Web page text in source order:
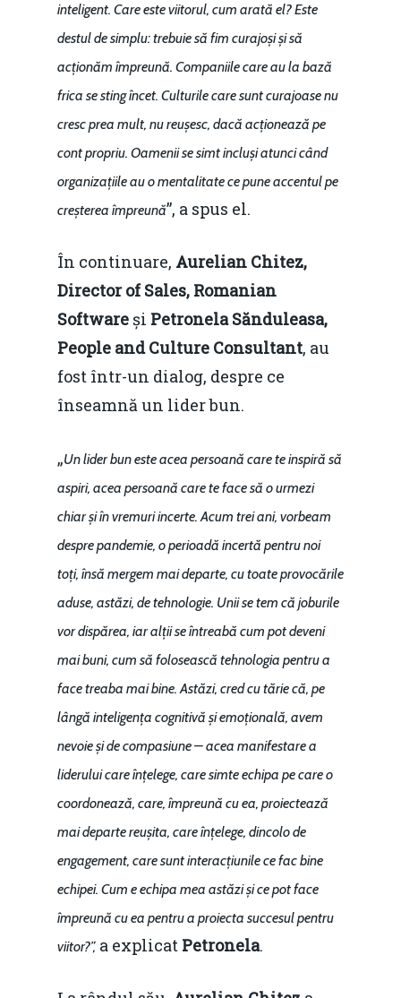
inteligent. Care este viitorul, cum arată el? Este
destul de simplu: trebuie să fim curajoși și să
acționăm împreună. Companiile care au la bază
frica se sting încet. Culturile care sunt curajoase nu
cresc prea mult, nu reușesc, dacă acționează pe
cont propriu. Oamenii se simt incluși atunci când
organizațiile au o mentalitate ce pune accentul pe
creșterea împreună”, a spus el.
În continuare, Aurelian Chitez,
Director of Sales, Romanian
Software și Petronela Sănduleasa,
People and Culture Consultant, au
fost într-un dialog, despre ce
înseamnă un lider bun.
„Un lider bun este acea persoană care te inspiră să
aspiri, acea persoană care te face să o urmezi
chiar și în vremuri incerte. Acum trei ani, vorbeam
despre pandemie, o perioadă incertă pentru noi
toți, însă mergem mai departe, cu toate provocările
aduse, astăzi, de tehnologie. Unii se tem că joburile
vor dispărea, iar alții se întreabă cum pot deveni
mai buni, cum să folosească tehnologia pentru a
face treaba mai bine. Astăzi, cred cu tărie că, pe
lângă inteligența cognitivă și emoțională, avem
nevoie și de compasiune – acea manifestare a
liderului care înțelege, care simte echipa pe care o
coordonează, care, împreună cu ea, proiectează
mai departe reușita, care înțelege, dincolo de
engagement, care sunt interacțiunile ce fac bine
echipei. Cum e echipa mea astăzi și ce pot face
împreună cu ea pentru a proiecta succesul pentru
viitor?”, a explicat Petronela.